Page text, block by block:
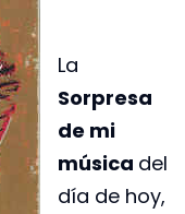
La
Sorpresa
de mi
música del
día de hoy,